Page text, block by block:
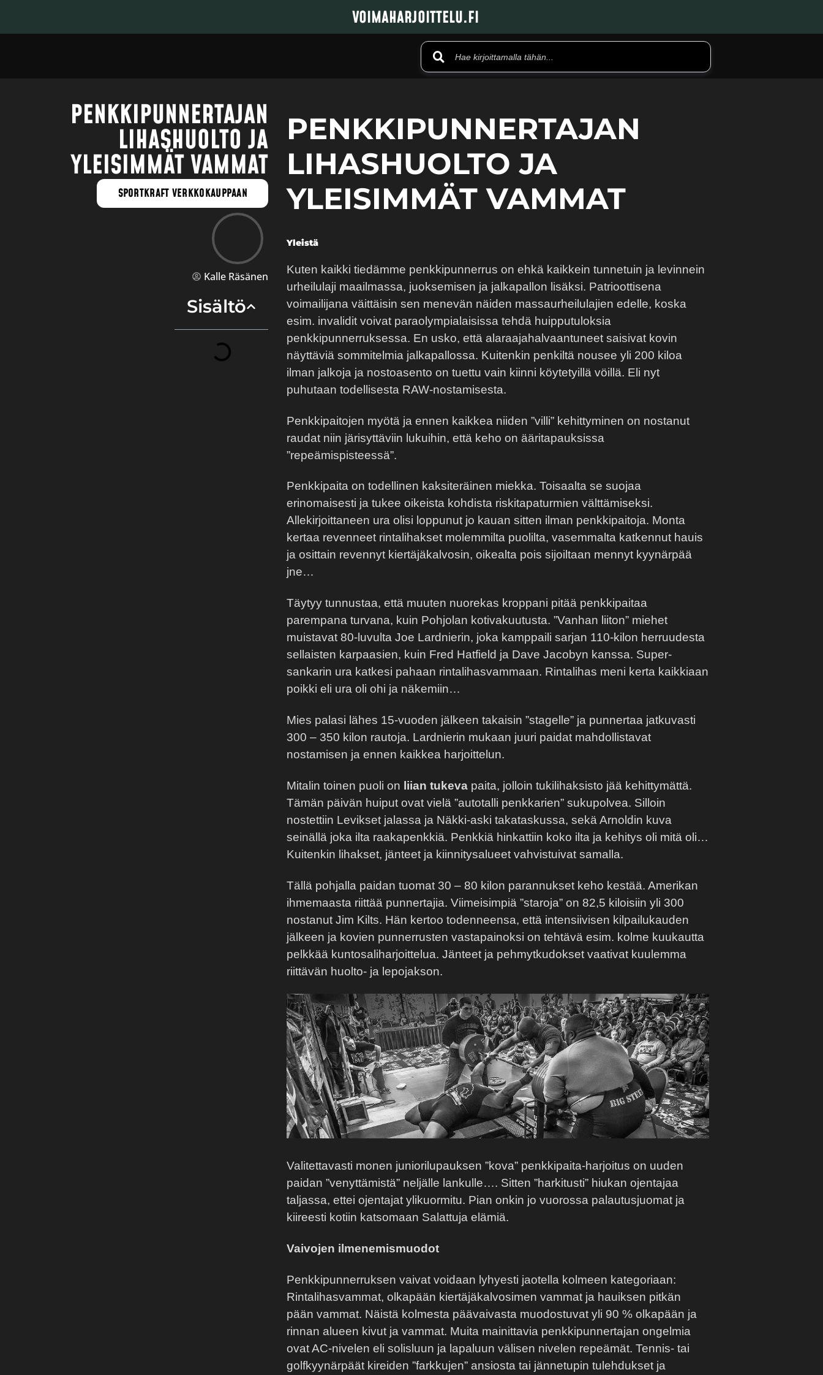
VOIMAHARJOITTELU.FI
PENKKIPUNNERTAJAN
LIHASHUOLTO JA
YLEISIMMÄT VAMMAT
SPORTKRAFT VERKKOKAUPPAAN
Kalle Räsänen
Sisältö
PENKKIPUNNERTAJAN
LIHASHUOLTO JA
YLEISIMMÄT VAMMAT
Yleistä
Kuten kaikki tiedämme penkkipunnerrus on ehkä kaikkein tunnetuin ja levinnein
urheilulaji maailmassa, juoksemisen ja jalkapallon lisäksi. Patrioottisena
voimailijana väittäisin sen menevän näiden massaurheilulajien edelle, koska
esim. invalidit voivat paraolympialaisissa tehdä huipputuloksia
penkkipunnerruksessa. En usko, että alaraajahalvaantuneet saisivat kovin
näyttäviä sommitelmia jalkapallossa. Kuitenkin penkiltä nousee yli 200 kiloa
ilman jalkoja ja nostoasento on tuettu vain kiinni köytetyillä vöillä. Eli nyt
puhutaan todellisesta RAW-nostamisesta.
Penkkipaitojen myötä ja ennen kaikkea niiden ”villi” kehittyminen on nostanut
raudat niin järisyttäviin lukuihin, että keho on ääritapauksissa
”repeämispisteessä”.
Penkkipaita on todellinen kaksiteräinen miekka. Toisaalta se suojaa
erinomaisesti ja tukee oikeista kohdista riskitapaturmien välttämiseksi.
Allekirjoittaneen ura olisi loppunut jo kauan sitten ilman penkkipaitoja. Monta
kertaa revenneet rintalihakset molemmilta puolilta, vasemmalta katkennut hauis
ja osittain revennyt kiertäjäkalvosin, oikealta pois sijoiltaan mennyt kyynärpää
jne…
Täytyy tunnustaa, että muuten nuorekas kroppani pitää penkkipaitaa
parempana turvana, kuin Pohjolan kotivakuutusta. ”Vanhan liiton” miehet
muistavat 80-luvulta Joe Lardnierin, joka kamppaili sarjan 110-kilon herruudesta
sellaisten karpaasien, kuin Fred Hatfield ja Dave Jacobyn kanssa. Super-
sankarin ura katkesi pahaan rintalihasvammaan. Rintalihas meni kerta kaikkiaan
poikki eli ura oli ohi ja näkemiin…
Mies palasi lähes 15-vuoden jälkeen takaisin ”stagelle” ja punnertaa jatkuvasti
300 – 350 kilon rautoja. Lardnierin mukaan juuri paidat mahdollistavat
nostamisen ja ennen kaikkea harjoittelun.
Mitalin toinen puoli on liian tukeva paita, jolloin tukilihaksisto jää kehittymättä.
Tämän päivän huiput ovat vielä ”autotalli penkkarien” sukupolvea. Silloin
nostettiin Levikset jalassa ja Näkki-aski takataskussa, sekä Arnoldin kuva
seinällä joka ilta raakapenkkiä. Penkkiä hinkattiin koko ilta ja kehitys oli mitä oli…
Kuitenkin lihakset, jänteet ja kiinnitysalueet vahvistuivat samalla.
Tällä pohjalla paidan tuomat 30 – 80 kilon parannukset keho kestää. Amerikan
ihmemaasta riittää punnertajia. Viimeisimpiä ”staroja” on 82,5 kiloisiin yli 300
nostanut Jim Kilts. Hän kertoo todenneensa, että intensiivisen kilpailukauden
jälkeen ja kovien punnerrusten vastapainoksi on tehtävä esim. kolme kuukautta
pelkkää kuntosaliharjoittelua. Jänteet ja pehmytkudokset vaativat kuulemma
riittävän huolto- ja lepojakson.
Valitettavasti monen juniorilupauksen ”kova” penkkipaita-harjoitus on uuden
paidan ”venyttämistä” neljälle lankulle…. Sitten ”harkitusti” hiukan ojentajaa
taljassa, ettei ojentajat ylikuormitu. Pian onkin jo vuorossa palautusjuomat ja
kiireesti kotiin katsomaan Salattuja elämiä.
Vaivojen ilmenemismuodot
Penkkipunnerruksen vaivat voidaan lyhyesti jaotella kolmeen kategoriaan:
Rintalihasvammat, olkapään kiertäjäkalvosimen vammat ja hauiksen pitkän
pään vammat. Näistä kolmesta päävaivasta muodostuvat yli 90 % olkapään ja
rinnan alueen kivut ja vammat. Muita mainittavia penkkipunnertajan ongelmia
ovat AC-nivelen eli solisluun ja lapaluun välisen nivelen repeämät. Tennis- tai
golfkyynärpäät kireiden ”farkkujen” ansiosta tai jännetupin tulehdukset ja